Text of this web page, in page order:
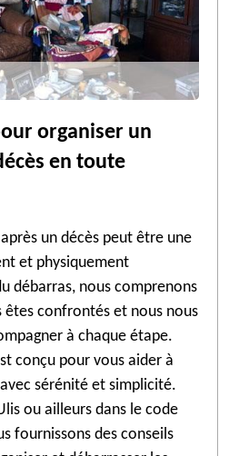
organiser un
en toute
un décès peut être une
et physiquement
débarras, nous comprenons
êtes confrontés et nous nous
à chaque étape.
conçu pour vous aider à
sérénité et simplicité.
ou ailleurs dans le code
fournissons des conseils